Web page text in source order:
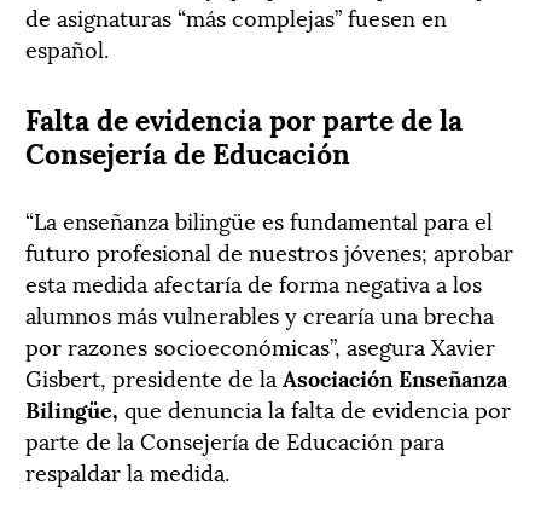
de asignaturas “más complejas” fuesen en
español.
Falta de evidencia por parte de la
Consejería de Educación
“La enseñanza bilingüe es fundamental para el
futuro profesional de nuestros jóvenes; aprobar
esta medida afectaría de forma negativa a los
alumnos más vulnerables y crearía una brecha
por razones socioeconómicas”, asegura Xavier
Gisbert, presidente de la Asociación Enseñanza
Bilingüe, que denuncia la falta de evidencia por
parte de la Consejería de Educación para
respaldar la medida.